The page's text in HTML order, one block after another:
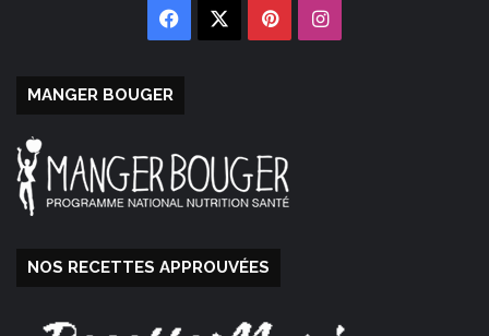
Facebook PinterestInstagram
MANGER BOUGER
NOS RECETTES APPROUVÉES